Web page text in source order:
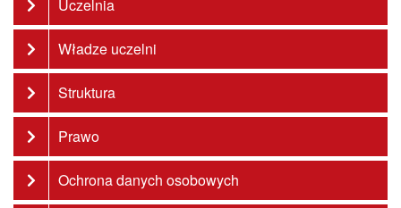
Uczelnia
Władze uczelni
Struktura
Prawo
Ochrona danych osobowych